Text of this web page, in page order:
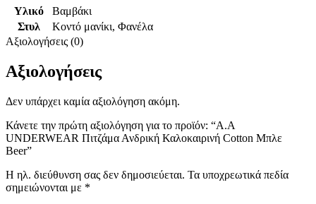
Υλικό
Βαμβάκι
Στυλ
Κοντό μανίκι, Φανέλα
Αξιολογήσεις (0)
Αξιολογήσεις
Δεν υπάρχει καμία αξιολόγηση ακόμη.
Κάνετε την πρώτη αξιολόγηση για το προϊόν: “Α.A
UNDERWEAR Πιτζάμα Ανδρική Καλοκαιρινή Cotton Μπλε
Beer”
Η ηλ. διεύθυνση σας δεν δημοσιεύεται. Τα υποχρεωτικά πεδία
σημειώνονται με *